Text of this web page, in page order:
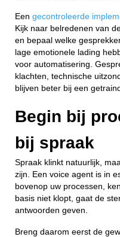
Een gecontroleerde
Kijk naar belredenen van
en bepaal welke
lage emotionele lading
voor automatisering.
klachten, technische
blijven beter bij een
Begin bij
bij spraak
Spraak klinkt natuurlijk,
zijn. Een voice agent is in
bovenop uw processen,
basis niet klopt, gaat de
antwoorden geven.
Breng daarom eerst de